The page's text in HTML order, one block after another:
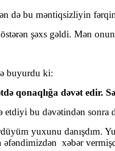
məntiqsizliyin
şəxs gəldi. Mən onun
buyurdu ki:
qonaqlığa dəvət
etdiyi bu dəvətindən
yuxunu danışdım.
xəbər